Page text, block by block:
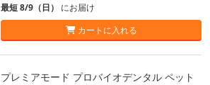
最短 8/9（日） にお届け
カートに入れる
プレミアモード プロバイオデンタル ペット